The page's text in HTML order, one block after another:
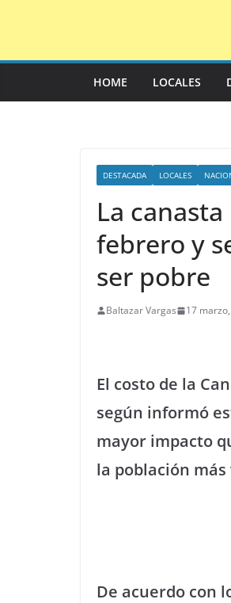
HOME LOCALES
DESTACADA LOCALES
La
febrero y
ser pobre
Baltazar Vargas 17
El costo de la
según informó
mayor impacto
la población más
De acuerdo con